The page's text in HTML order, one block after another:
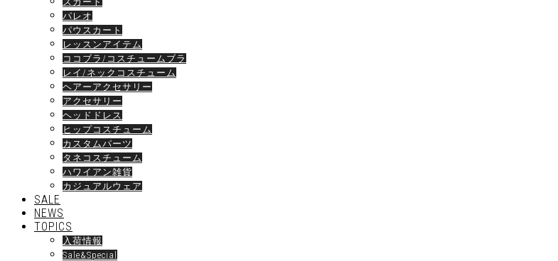
パレオ
パウスカート
レッスンアイテム
ココブラ/コスチュームブラ
レイ/ネックコスチューム
ヘアーアクセサリー
アクセサリー
ヘッドドレス
ヒップコスチューム
カスタムパーツ
タネコスチューム
ハワイアン雑貨
カジュアルウェア
SALE
NEWS
TOPICS
入荷情報
Sale&Special